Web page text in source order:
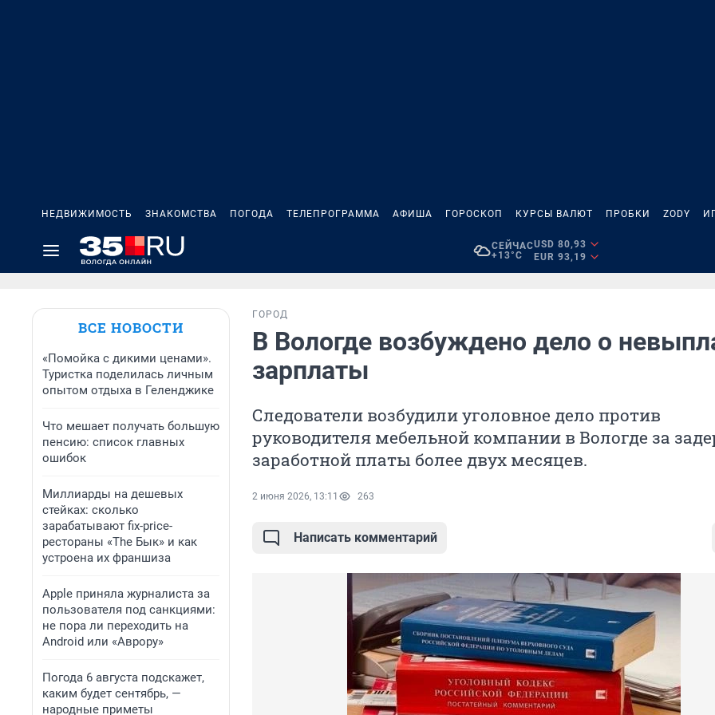
НЕДВИЖИМОСТЬ ЗНАКОМСТВА ПОГОДА ТЕЛЕПРОГРАММА АФИША ГОРОСКОП КУРСЫ ВАЛЮТ ПРОБКИ ZODY
СЕЙЧАС
+13°C
USD 80,93
EUR 93,19
ВСЕ НОВОСТИ
«Помойка с дикими ценами».
Туристка поделилась личным
опытом отдыха в Геленджике
Что мешает получать большую
пенсию: список главных
ошибок
Миллиарды на дешевых
стейках: сколько
зарабатывают fix-price-
рестораны «The Бык» и как
устроена их франшиза
Apple приняла журналиста за
пользователя под санкциями:
не пора ли переходить на
Android или «Аврору»
Погода 6 августа подскажет,
каким будет сентябрь, —
народные приметы
ГОРОД
В Вологде возбуждено дело о
зарплаты
Следователи возбудили уголовное дело против
руководителя мебельной компании в Вологде за
заработной платы более двух месяцев.
2 июня 2026, 13:11 263
Написать комментарий